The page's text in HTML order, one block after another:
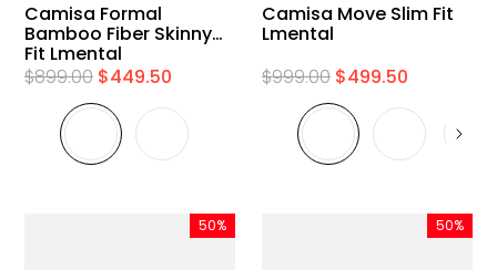
Camisa Formal
Bamboo Fiber Skinny
Fit Lmental
$899.00 $449.50
Camisa Move Slim Fit
Lmental
$999.00 $499.50
50% 50%